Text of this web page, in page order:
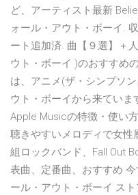
ど、アーティスト最新
ォール・アウト・ボーイ.
ート追加済. 曲【９選】＋
ウト・ボーイ )のおすすめ
は、アニメ(ザ・シンプソ
ウト・ボーイから来ていま
Apple Musicの特徴・使い
聴きやすいメロディで女性
組ロックバンド、Fall Out
表曲、定番曲、おすすめ
ール・アウト・ボーイ ス